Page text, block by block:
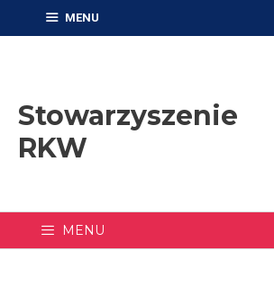
MENU
Stowarzyszenie
RKW
MENU